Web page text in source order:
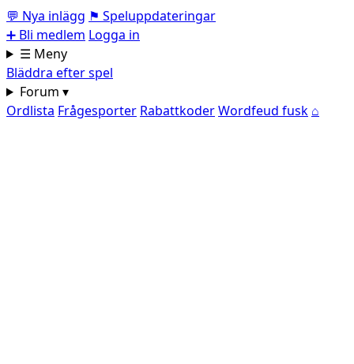
💬 Nya inlägg ⚑ Speluppdateringar
➕ Bli medlem Logga in
☰ Meny
Bläddra efter spel
Forum ▾
Ordlista Frågesporter RabattkoderWordfeud fusk ⌂